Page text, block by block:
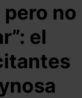
pero no
el